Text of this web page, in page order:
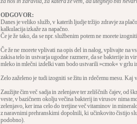
ODGOVOR:
Danes je veliko služb, v katerih ljudje tržijo zdravje za
kalkulacija izkaže za napačno.
Če je že tako, da se npr. službenim potem ne morete
Če že ne morete vplivati na opis del in nalog, vplivajte na
zakisa telo in ustvarja ugodne razmere, da se bakterije in
mleko in mlečni izdelki vam bodo ustvarili »cmok« v grlu
Zelo zaželeno je tudi izogniti se žitu in rdečemu mesu. Kaj
Zaužijte čim več sadja in zelenjave ter zeliščnih čajev, od
veste, v bazičnem okolju večina bakterij in virusov nima
zelenjavo, ker ima celo do tretjine več vitaminov in
z naravnimi prehranskimi dopolnili, ki učinkovito čistijo
podobno).